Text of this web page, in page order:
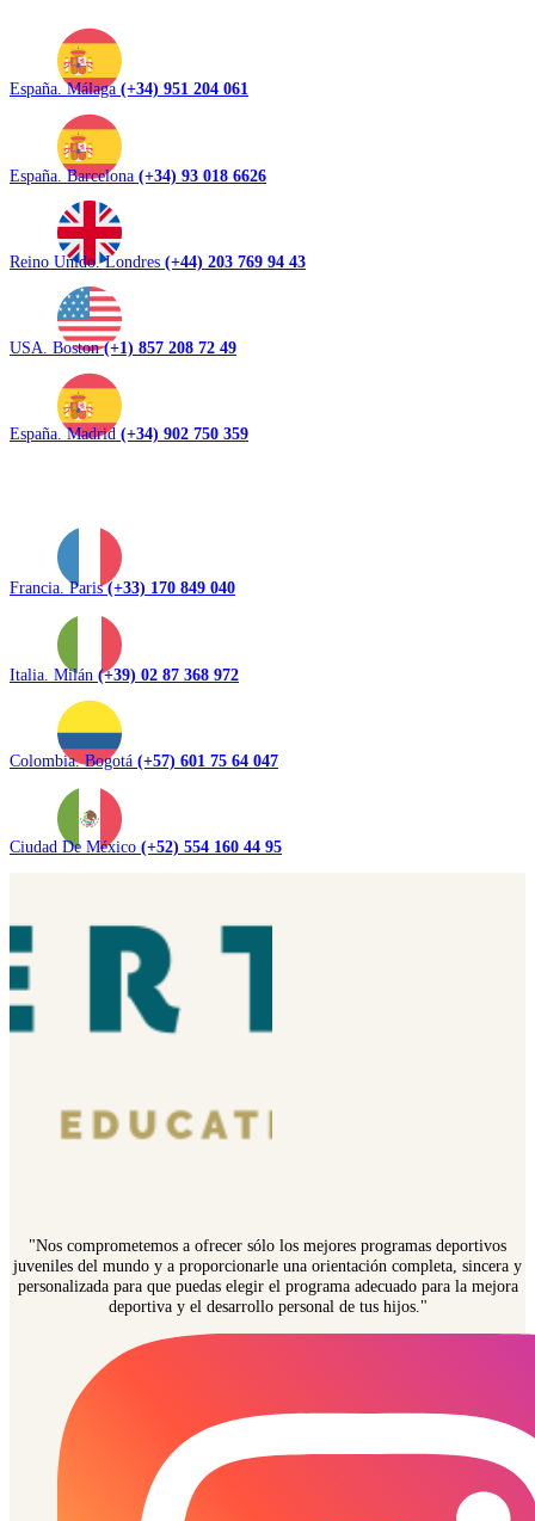
España. Málaga (+34) 951 204 061
España. Barcelona (+34) 93 018 6626
Reino Unido. Londres (+44) 203 769 94 43
USA. Boston(+1) 857 208 72 49
España. Madrid (+34) 902 750 359
Francia. Paris(+33) 170 849 040
Italia. Milán (+39) 02 87 368 972
Colombia. Bogotá (+57) 601 75 64 047
Ciudad De México (+52) 554 160 44 95
"Nos comprometemos a ofrecer sólo los mejores programas deportivos
juveniles del mundo y a proporcionarle una orientación completa, sincera y
personalizada para que puedas elegir el programa adecuado para la mejora
deportiva y el desarrollo personal de tus hijos."